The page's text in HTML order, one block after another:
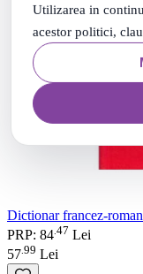
Utilizarea in
acestor politici,
Dictionar francez-
PRP: 84 47 Lei
57 99 Lei